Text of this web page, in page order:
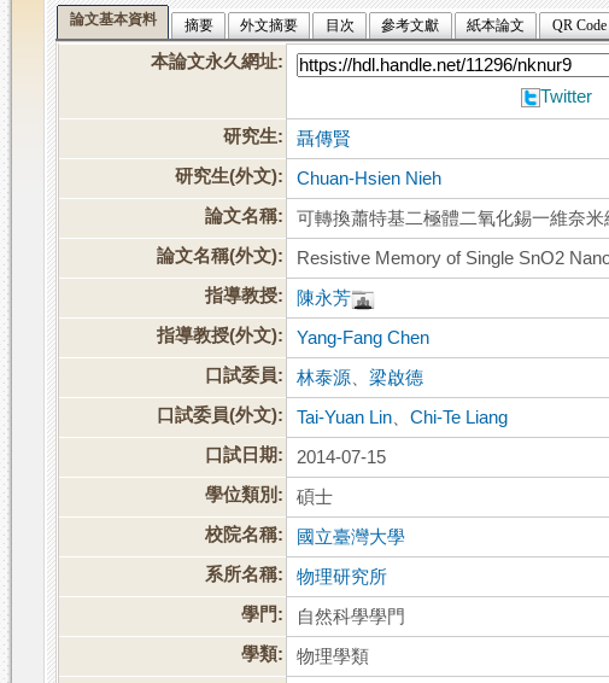
論文基本資料 摘要 外文摘要 目次 參考文獻 紙本論文 QR Code
本論文永久網址:
Twitter
研究生:
聶傳賢
研究生(外文):
Chuan-Hsien Nieh
論文名稱:
可轉換蕭特基二極體二氧化錫一維奈
論文名稱(外文):
Resistive Memory of Single SnO2
指導教授:
陳永芳
指導教授(外文):
Yang-Fang Chen
口試委員:
林泰源 、梁啟德
口試委員(外文):
Tai-Yuan Lin 、Chi-Te Liang
口試日期:
2014-07-15
學位類別:
碩士
校院名稱:
國立臺灣大學
系所名稱:
物理研究所
學門:
自然科學學門
學類:
物理學類